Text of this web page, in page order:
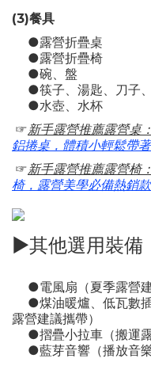
(3)餐具
●露營折疊桌
●露營折疊椅
●碗、盤
●筷子、湯匙、刀子
●水壺、水杯
☞新手露營推薦露營桌：
鋁捲桌，體積小輕鬆帶
☞新手露營推薦露營椅：
椅，露營美學必備熱銷款
►其他選用裝備
●電風扇（夏季露營建
●煤油暖爐、低瓦數插
露營建議攜帶）
●摺疊小拉車（搬運露
●藍芽音響（播放音樂